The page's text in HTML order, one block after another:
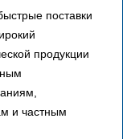
поставки
продукции
и частным